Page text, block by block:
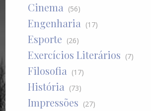
Cinema (56)
Engenharia (17)
Esporte (26)
Exercícios Literários (7)
Filosofia (17)
História (73)
Impressões (27)